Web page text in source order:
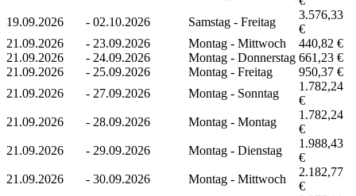
19.09.2026
- 02.10.2026 Samstag - Freitag
3.576,33
€
21.09.2026
- 23.09.2026 Montag - Mittwoch
440,82 €
21.09.2026
- 24.09.2026 Montag - Donnerstag 661,23 €
21.09.2026
- 25.09.2026 Montag - Freitag
950,37 €
21.09.2026
- 27.09.2026 Montag - Sonntag
1.782,24
€
21.09.2026
- 28.09.2026 Montag - Montag
1.782,24
€
21.09.2026
- 29.09.2026 Montag - Dienstag
1.988,43
€
21.09.2026
- 30.09.2026 Montag - Mittwoch
2.182,77
€